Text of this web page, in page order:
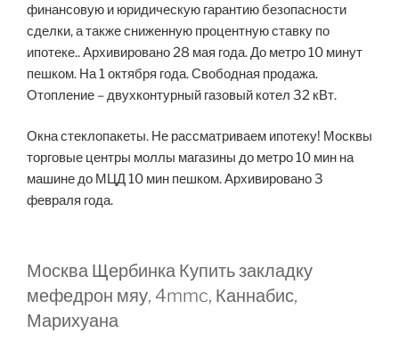
финансовую и юридическую гарантию безопасности
сделки, а также сниженную процентную ставку по
ипотеке.. Архивировано 28 мая года. До метро 10 минут
пешком. На 1 октября года. Свободная продажа.
Отопление – двухконтурный газовый котел 32 кВт.
Окна стеклопакеты. Не рассматриваем ипотеку! Москвы
торговые центры моллы магазины до метро 10 мин на
машине до МЦД 10 мин пешком. Архивировано 3
февраля года.
Москва Щербинка Купить закладку
мефедрон мяу, 4mmc, Каннабис,
Марихуана